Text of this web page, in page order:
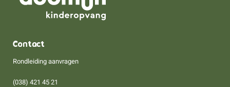
Contact
Rondleiding aanvragen
(038) 421 45 21